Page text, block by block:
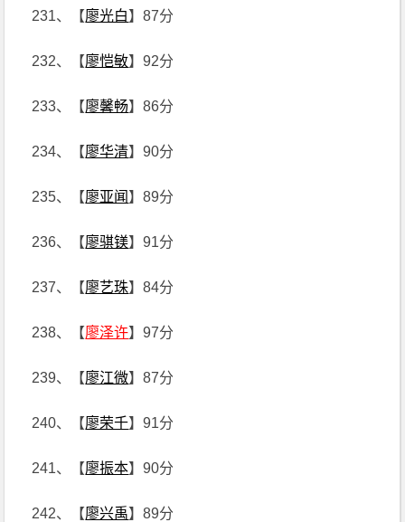
231、【廖光白】87分
232、【廖恺敏】92分
233、【廖馨畅】86分
234、【廖华清】90分
235、【廖亚闻 】89分
236、【廖骐镁】91分
237、【廖艺珠】84分
238、【廖泽许】97分
239、【廖江微】87分
240、【廖荣千】91分
241、【廖振本】90分
242、【廖兴禹】89分